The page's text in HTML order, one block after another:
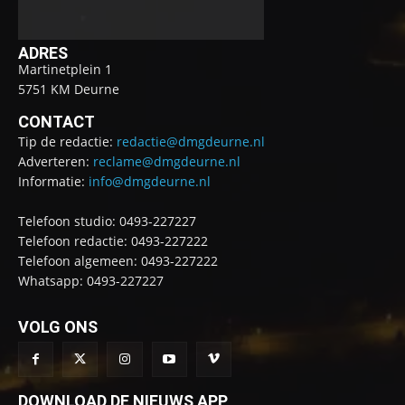
ADRES
Martinetplein 1
5751 KM Deurne
CONTACT
Tip de redactie: redactie@dmgdeurne.nl
Adverteren: reclame@dmgdeurne.nl
Informatie: info@dmgdeurne.nl
Telefoon studio: 0493-227227
Telefoon redactie: 0493-227222
Telefoon algemeen: 0493-227222
Whatsapp: 0493-227227
VOLG ONS
DOWNLOAD DE NIEUWS APP